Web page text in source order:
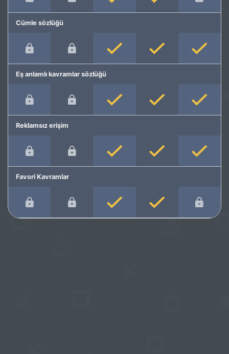
Cümle sözlüğü
Eş anlamlı kavramlar sözlüğü
Reklamsız erişim
Favori Kavramlar